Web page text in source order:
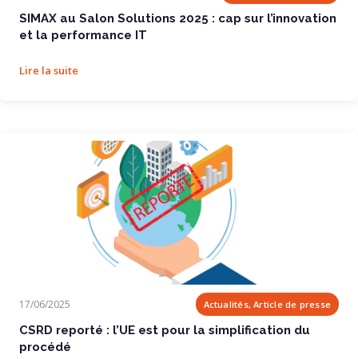
SIMAX au Salon Solutions 2025 : cap sur l’innovation
et la performance IT
Lire la suite
CSRD reporté : l’UE est pour la simplification...
17/06/2025 Actualités, Article de presse
CSRD reporté : l’UE est pour la simplification du
procédé